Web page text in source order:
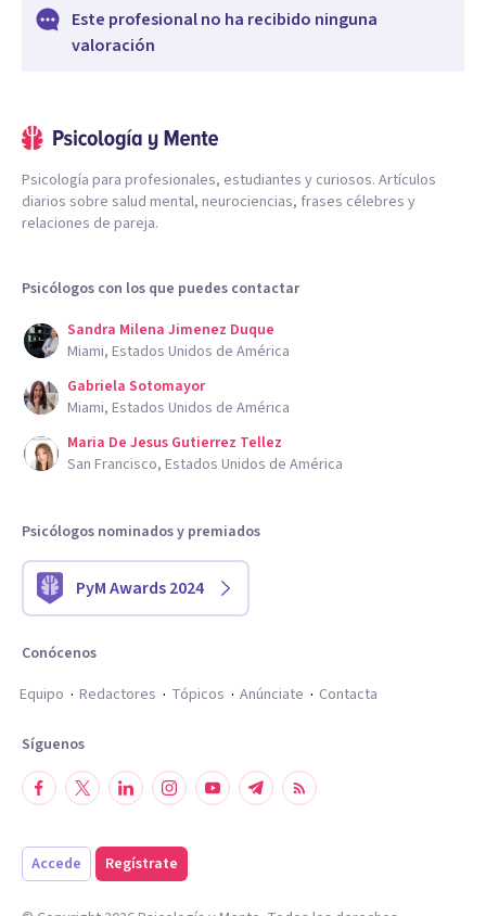
Este profesional no ha recibido ninguna
valoración
Psicología para profesionales, estudiantes y curiosos. Artículos
diarios sobre salud mental, neurociencias, frases célebres y
relaciones de pareja.
Psicólogos con los que puedes contactar
Sandra Milena Jimenez Duque
Miami, Estados Unidos de América
Gabriela Sotomayor
Miami, Estados Unidos de América
Maria De Jesus Gutierrez Tellez
San Francisco, Estados Unidos de América
Psicólogos nominados y premiados
PyM Awards 2024
Conócenos
Equipo
Redactores Tópicos Anúnciate Contacta
Síguenos
Accede Regístrate